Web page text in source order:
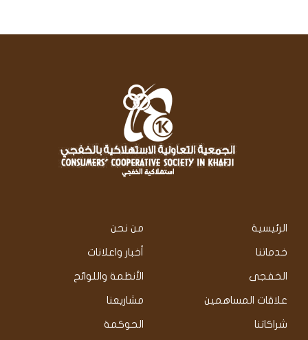
الرئيسية من نحن
خدماتنا أخبار واعلانات
الخفجى الأنظمة واللوائح
علاقات المساهمين مشاريعنا
شراكاتنا الحوكمة